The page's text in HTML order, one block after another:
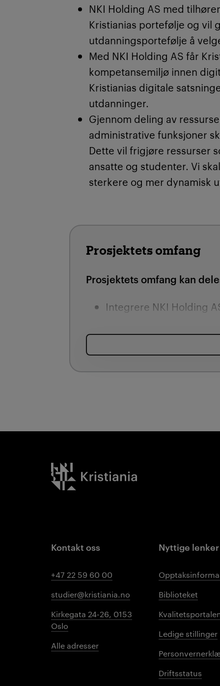
NKI Holding AS med
Kristianias portefølje og vil
utdanningsportefølje å
Med NKI Holding AS får
kompetansemiljø innen
Kristianias digitale
utdanninger.
Gjennom deling av
administrative funksjoner
Dette vil frigjøre ressurser
ansatte og studenter. Vi
sterkere og mer dynamisk
Prosjektets omfang
Prosjektets omfang kan
Integrere NKI Holding
organiseringsformer
Sikre at kompetanse,
Kristiania.
Kristiania logo
Kontakt oss
+47 22 59 60 00
studier@kristiania.no
Kirkegata 24-26, 0153
Oslo
Alle adresser
Nyttige lenker
Biblioteket
Ledige stillinger
Driftsstatus